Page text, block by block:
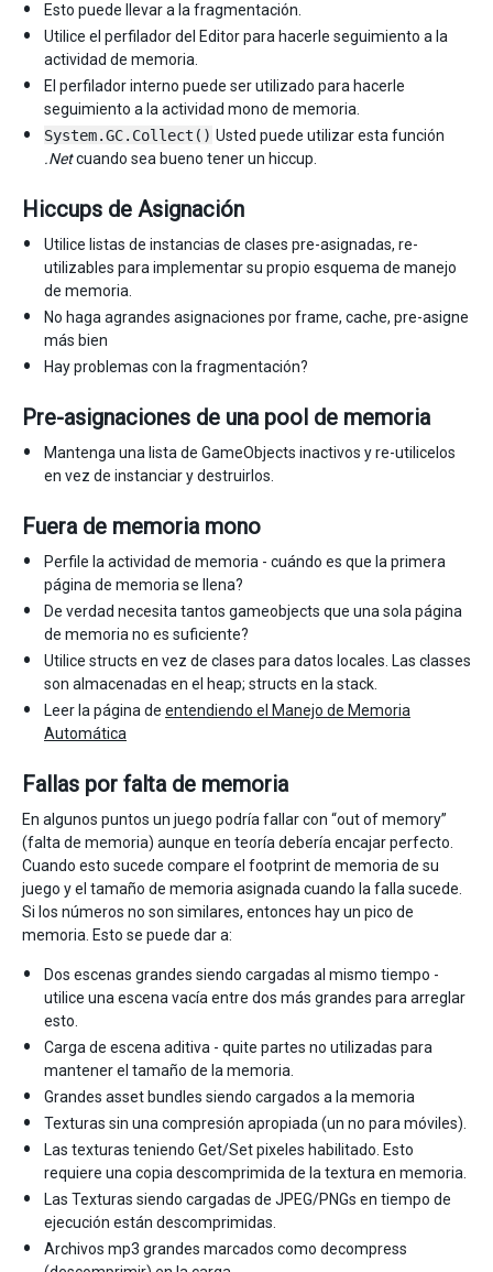
Esto puede llevar a la fragmentación.
Utilice el perfilador del Editor para hacerle seguimiento a la
actividad de memoria.
El perfilador interno puede ser utilizado para hacerle
seguimiento a la actividad mono de memoria.
System.GC.Collect() Usted puede utilizar esta función
.Netcuando sea bueno tener un hiccup.
Hiccups de Asignación
Utilice listas de instancias de clases pre-asignadas, re-
utilizables para implementar su propio esquema de manejo
de memoria.
No haga agrandes asignaciones por frame, cache, pre-asigne
más bien
Hay problemas con la fragmentación?
Pre-asignaciones de una pool de memoria
Mantenga una lista de GameObjects inactivos y re-utilicelos
en vez de instanciar y destruirlos.
Fuera de memoria mono
Perfile la actividad de memoria - cuándo es que la primera
página de memoria se llena?
De verdad necesita tantos gameobjects que una sola página
de memoria no es suficiente?
Utilice structs en vez de clases para datos locales. Las classes
son almacenadas en el heap; structs en la stack.
Leer la página de entendiendo el Manejo de Memoria
Automática
Fallas por falta de memoria
En algunos puntos un juego podría fallar con “out of memory”
(falta de memoria) aunque en teoría debería encajar perfecto.
Cuando esto sucede compare el footprint de memoria de su
juego y el tamaño de memoria asignada cuando la falla sucede.
Si los números no son similares, entonces hay un pico de
memoria. Esto se puede dar a:
Dos escenas grandes siendo cargadas al mismo tiempo -
utilice una escena vacía entre dos más grandes para arreglar
esto.
Carga de escena aditiva - quite partes no utilizadas para
mantener el tamaño de la memoria.
Grandes asset bundles siendo cargados a la memoria
Texturas sin una compresión apropiada (un no para móviles).
Las texturas teniendo Get/Set pixeles habilitado. Esto
requiere una copia descomprimida de la textura en memoria.
Las Texturas siendo cargadas de JPEG/PNGs en tiempo de
ejecución están descomprimidas.
Archivos mp3 grandes marcados como decompress